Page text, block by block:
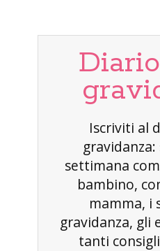
Iscriviti al
settimana
bambino,
mamma, i
gravidanza, gli
tanti